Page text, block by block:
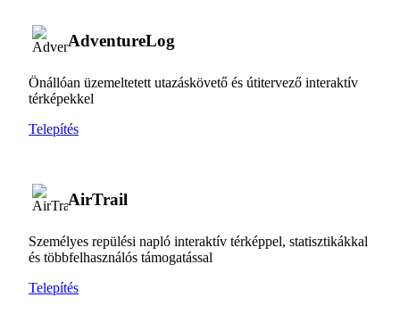
AdventureLog
Önállóan üzemeltetett utazáskövető és útitervező interaktív
térképekkel
Telepítés
AirTrail
Személyes repülési napló interaktív térképpel, statisztikákkal
és többfelhasználós támogatással
Telepítés